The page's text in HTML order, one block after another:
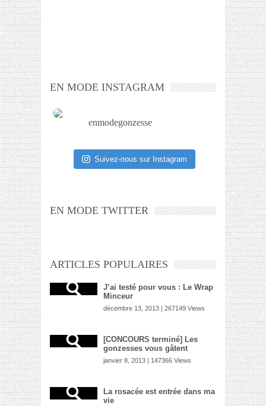
EN MODE INSTAGRAM
enmodegonzesse
Suivez-nous sur Instagram
EN MODE TWITTER
ARTICLES POPULAIRES
J’ai testé pour vous : Le Wrap
Minceur
décembre 13, 2013 | 267149 Views
[CONCOURS terminé] Les
gonzesses vous gâtent
janvier 8, 2013 | 147366 Views
La rosacée est entrée dans ma
vie